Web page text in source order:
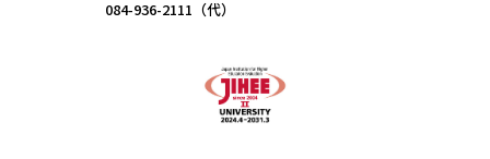
084-936-2111（代）